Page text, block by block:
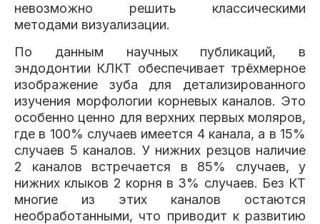
невозможно решить классическими
методами визуализации.
По данным научных публикаций, в
эндодонтии КЛКТ обеспечивает трёхмерное
изображение зуба для детализированного
изучения морфологии корневых каналов. Это
особенно ценно для верхних первых моляров,
где в 100% случаев имеется 4 канала, а в 15%
случаев 5 каналов. У нижних резцов наличие
2 каналов встречается в 85% случаев, у
нижних клыков 2 корня в 3% случаев. Без КТ
многие из этих каналов остаются
необработанными, что приводит к развитию